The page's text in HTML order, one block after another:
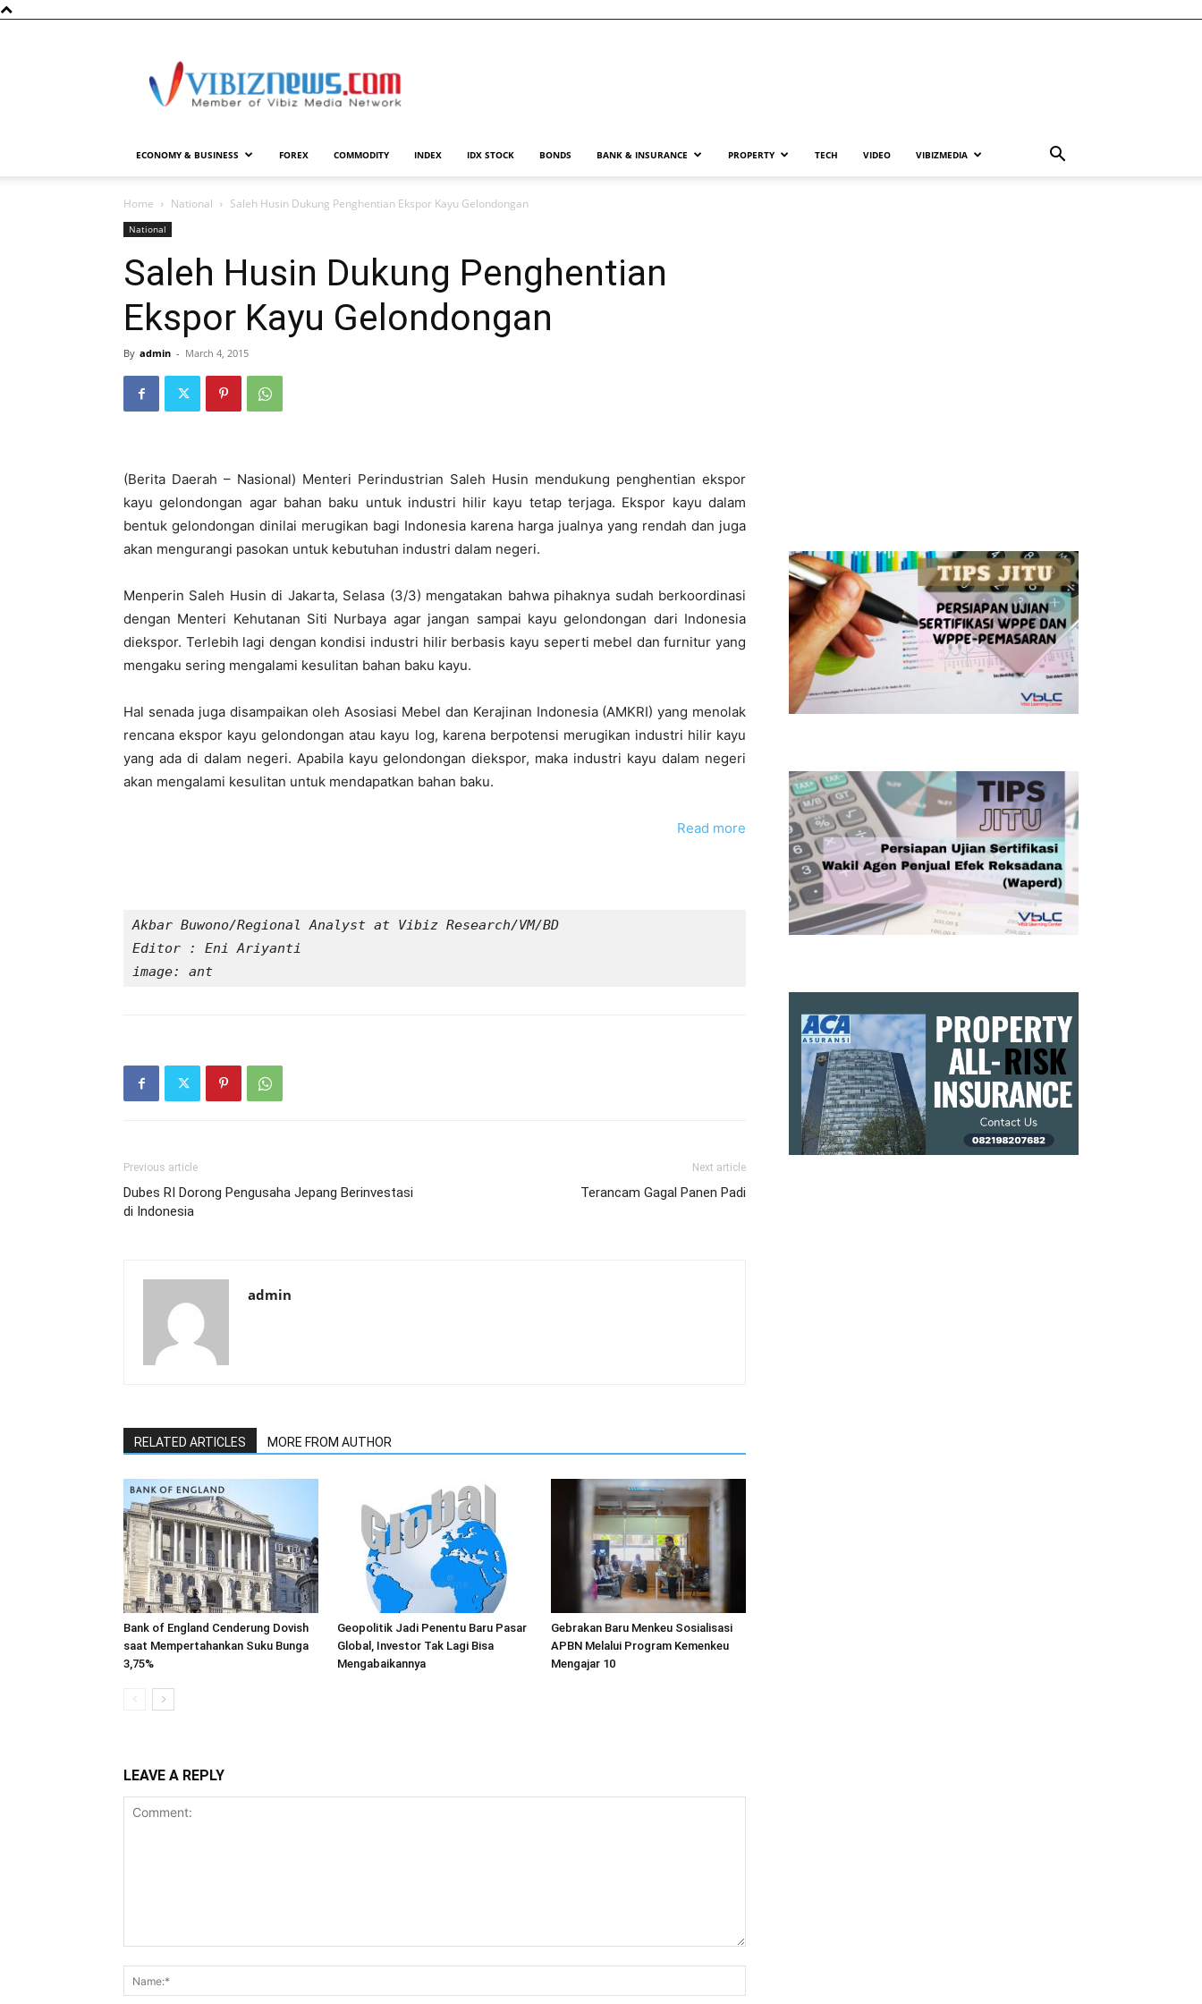
ECONOMY & BUSINESS FOREX COMMODITY INDEX IDX STOCK BONDS BANK & INSURANCE PROPERTY TECH VIDEO VIBIZMEDIA
Home National Saleh Husin Dukung Penghentian Ekspor Kayu Gelondongan
National
Saleh Husin Dukung Penghentian
Ekspor Kayu Gelondongan
By admin - March 4, 2015
(Berita Daerah – Nasional) Menteri Perindustrian Saleh Husin mendukung penghentian ekspor
kayu gelondongan agar bahan baku untuk industri hilir kayu tetap terjaga. Ekspor kayu dalam
bentuk gelondongan dinilai merugikan bagi Indonesia karena harga jualnya yang rendah dan juga
akan mengurangi pasokan untuk kebutuhan industri dalam negeri.
Menperin Saleh Husin di Jakarta, Selasa (3/3) mengatakan bahwa pihaknya sudah berkoordinasi
dengan Menteri Kehutanan Siti Nurbaya agar jangan sampai kayu gelondongan dari Indonesia
diekspor. Terlebih lagi dengan kondisi industri hilir berbasis kayu seperti mebel dan furnitur yang
mengaku sering mengalami kesulitan bahan baku kayu.
Hal senada juga disampaikan oleh Asosiasi Mebel dan Kerajinan Indonesia (AMKRI) yang menolak
rencana ekspor kayu gelondongan atau kayu log, karena berpotensi merugikan industri hilir kayu
yang ada di dalam negeri. Apabila kayu gelondongan diekspor, maka industri kayu dalam negeri
akan mengalami kesulitan untuk mendapatkan bahan baku.
Read more
Akbar Buwono/Regional Analyst at Vibiz Research/VM/BD
Editor : Eni Ariyanti
image: ant
Previous article
Dubes RI Dorong Pengusaha Jepang Berinvestasi
di Indonesia
Next article
Terancam Gagal Panen Padi
admin
RELATED ARTICLES MORE FROM AUTHOR
Bank of England Cenderung Dovish
saat Mempertahankan Suku Bunga
3,75%
Geopolitik Jadi Penentu Baru Pasar
Global, Investor Tak Lagi Bisa
Mengabaikannya
Gebrakan Baru Menkeu Sosialisasi
APBN Melalui Program Kemenkeu
Mengajar 10
LEAVE A REPLY